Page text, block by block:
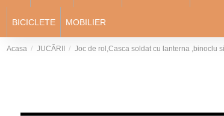
BICICLETE MOBILIER
Acasa JUCĂRII Joc de rol,Casca soldat cu lanterna ,binoclu